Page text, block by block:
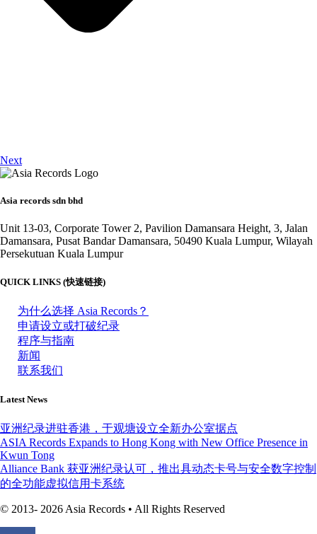
Next
Asia records sdn bhd
Unit 13-03, Corporate Tower 2, Pavilion Damansara Height, 3, Jalan
Damansara, Pusat Bandar Damansara, 50490 Kuala Lumpur, Wilayah
Persekutuan Kuala Lumpur
QUICK LINKS (快速链接)
为什么选择 Asia Records？
申请设立或打破纪录
程序与指南
新闻
联系我们
Latest News
亚洲纪录进驻香港，于观塘设立全新办公室据点
ASIA Records Expands to Hong Kong with New Office Presence in
Kwun Tong
Alliance Bank 获亚洲纪录认可，推出具动态卡号与安全数字控制
的全功能虚拟信用卡系统
© 2013- 2026 Asia Records • All Rights Reserved